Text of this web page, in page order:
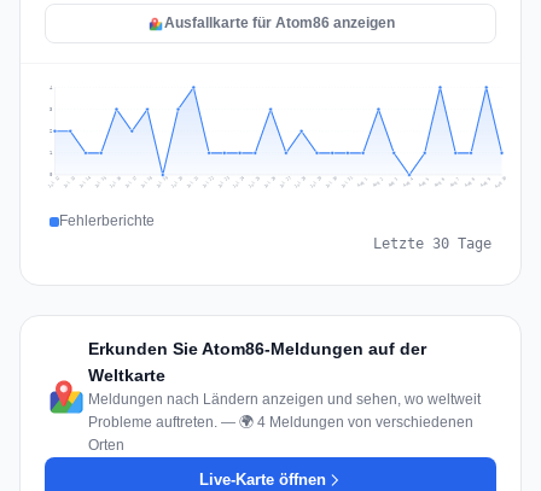
Ausfallkarte für Atom86 anzeigen
1
2
3
4
Jul 12 Jul 13 Jul 14 Jul 15 Jul 16 Jul 17 Jul 18 Jul 19 Jul 20 Jul 21 Jul 22 Jul 23 Jul 24 Jul 25 Jul 26 Jul 27 Jul 28 Jul 29 Jul 30 Jul 31 Aug 1 Aug 2 Aug 3 Aug 4 Aug 5 Aug 6 Aug 7 Aug 8 Aug 9 Aug 10
Fehlerberichte
Letzte 30 Tage
Erkunden Sie Atom86-Meldungen auf der
Weltkarte
Meldungen nach Ländern anzeigen und sehen, wo weltweit
Probleme auftreten. — 🌍 4 Meldungen von verschiedenen
Orten
Live-Karte öffnen